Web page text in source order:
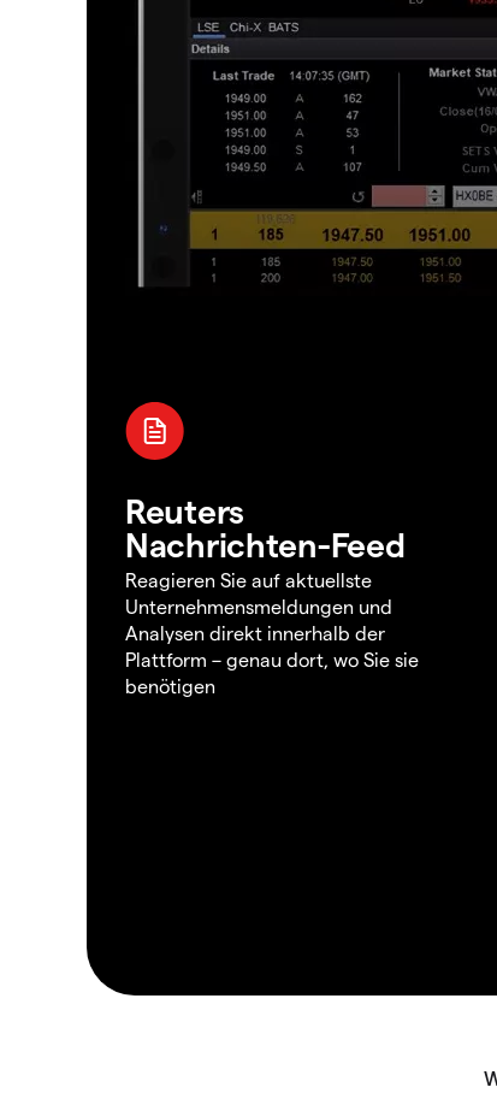
Reuters
Nachrichten-Feed
Reagieren Sie auf aktuellste
Unternehmensmeldungen und
Analysen direkt innerhalb der
Plattform – genau dort, wo Sie sie
benötigen